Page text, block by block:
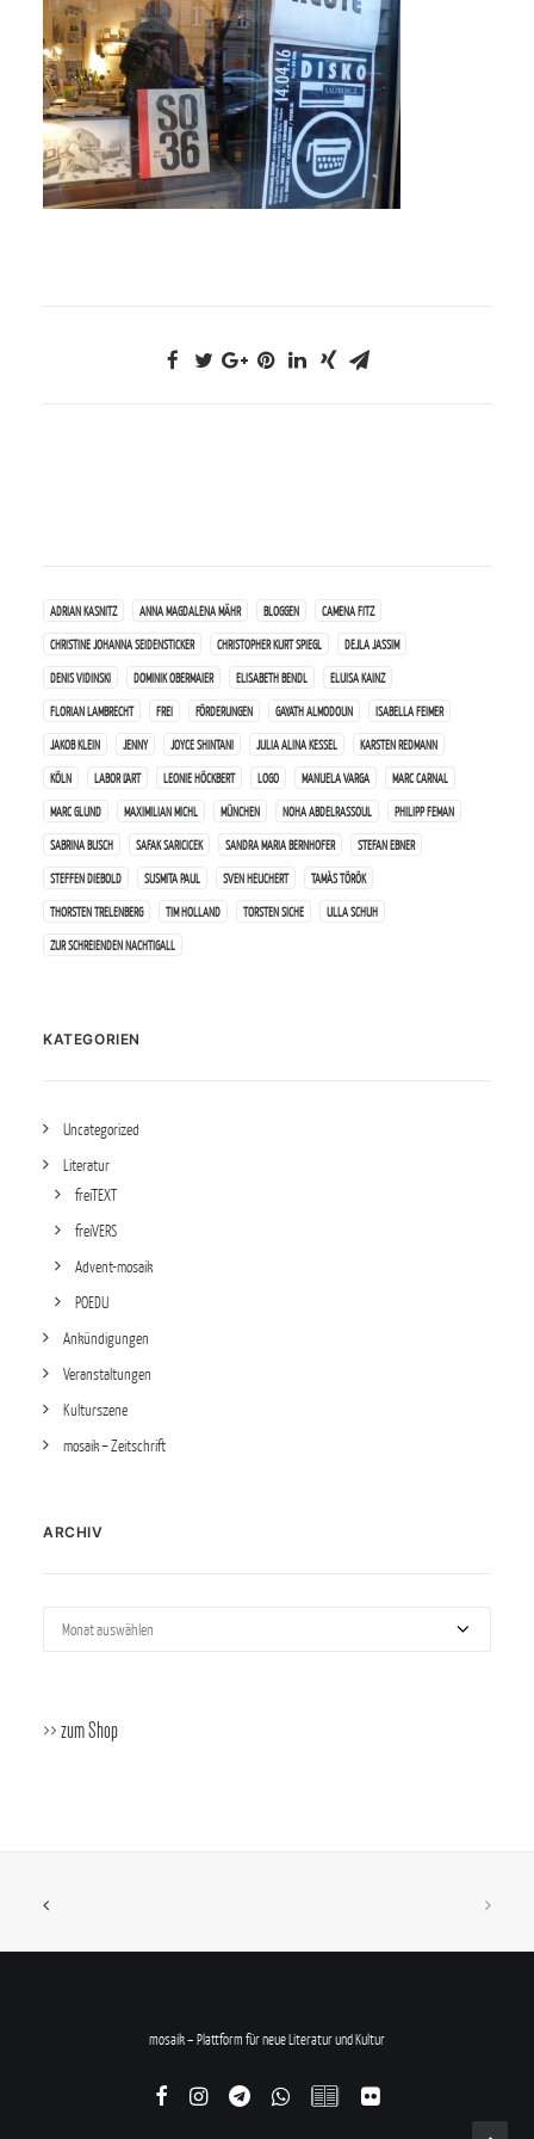
ADRIAN KASNITZ ANNA MAGDALENA MÄHR BLOGGEN CAMENA FITZ
CHRISTINE JOHANNA SEIDENSTICKER CHRISTOPHER KURT SPIEGL DEJLA JASSIM
DENIS VIDINSKI DOMINIK OBERMAIER ELISABETH BENDL ELUISA KAINZ
FLORIAN LAMBRECHT FREI FÖRDERUNGEN GAYATH ALMODOUN ISABELLA FEIMER
JAKOB KLEIN JENNY JOYCE SHINTANI JULIA ALINA KESSEL KARSTEN REDMANN
KÖLN LABOR L'ART LEONIE HÖCKBERT LOGO MANUELA VARGA MARC CARNAL
MARC GLUND MAXIMILIAN MICHL MÜNCHEN NOHA ABDELRASSOUL PHILIPP FEMAN
SABRINA BUSCH SAFAK SARICICEK SANDRA MARIA BERNHOFER STEFAN EBNER
STEFFEN DIEBOLD SUSMITA PAUL SVEN HEUCHERT TAMÀS TÖRÖK
THORSTEN TRELENBERG TIM HOLLAND TORSTEN SICHE ULLA SCHUH
ZUR SCHREIENDEN NACHTIGALL
KATEGORIEN
Uncategorized
Literatur
freiTEXT
freiVERS
Advent-mosaik
POEDU
Ankündigungen
Veranstaltungen
Kulturszene
mosaik – Zeitschrift
ARCHIV
Archiv
>> zum Shop
mosaik – Plattform für neue Literatur und Kultur